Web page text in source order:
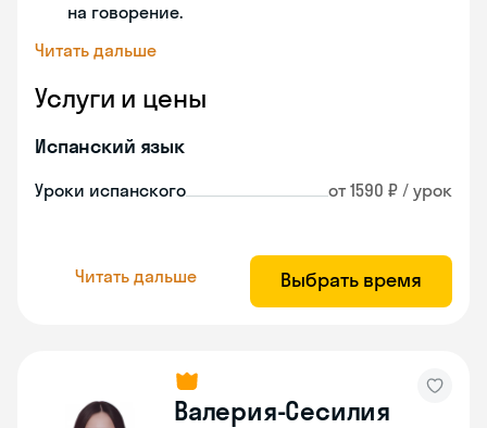
на говорение.
Читать дальше
Услуги и цены
Испанский язык
Уроки испанского от 1590 ₽ / урок
Читать дальше Выбрать время
Валерия-Сесилия